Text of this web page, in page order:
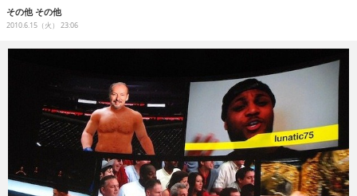
人材育成
イベント/セミナー
eスポーツ
その他 その他
2010.6.15（火） 23:06